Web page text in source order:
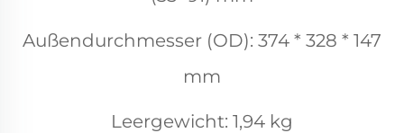
Außendurchmesser (OD): 374 * 328 * 147
mm
Leergewicht: 1,94 kg